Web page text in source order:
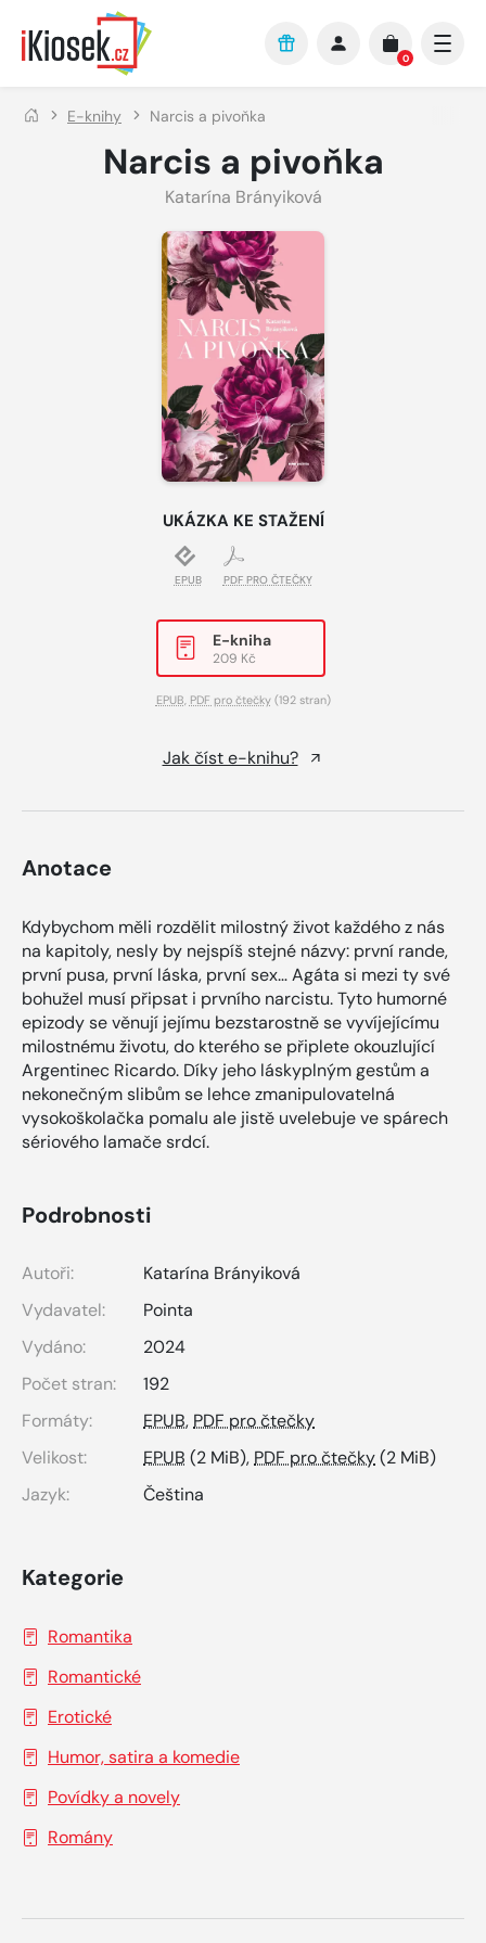
Přejít na hlavní obsah
0
E-knihy Narcis a pivoňka
Narcis a pivoňka
Katarína Brányiková
UKÁZKA KE STAŽENÍ
EPUB PDF PRO ČTEČKY
E-kniha
209 Kč
EPUB, PDF pro čtečky(192 stran)
Jak číst e-knihu?
Anotace
Kdybychom měli rozdělit milostný život každého z nás
na kapitoly, nesly by nejspíš stejné názvy: první rande,
první pusa, první láska, první sex… Agáta si mezi ty své
bohužel musí připsat i prvního narcistu. Tyto humorné
epizody se věnují jejímu bezstarostně se vyvíjejícímu
milostnému životu, do kterého se připlete okouzlující
Argentinec Ricardo. Díky jeho láskyplným gestům a
nekonečným slibům se lehce zmanipulovatelná
vysokoškolačka pomalu ale jistě uvelebuje ve spárech
sériového lamače srdcí.
Podrobnosti
Autoři:
Katarína Brányiková
Vydavatel:
Pointa
Vydáno:
2024
Počet stran:
192
Formáty:
EPUB, PDF pro čtečky
Velikost:
EPUB (2 MiB), PDF pro čtečky(2 MiB)
Jazyk:
Čeština
Kategorie
Romantika
Romantické
Erotické
Humor, satira a komedie
Povídky a novely
Romány